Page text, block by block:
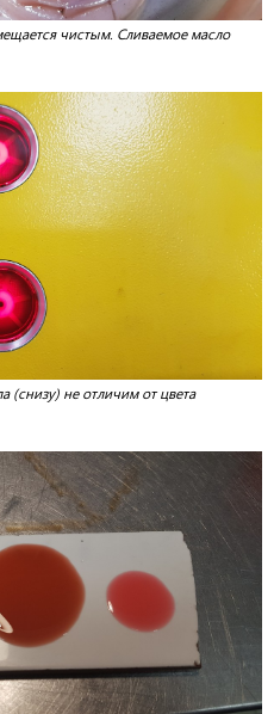
чистым. Сливаемое масло
(снизу) не отличим от цвета